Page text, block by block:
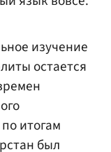
изучение
остается
итогам
был